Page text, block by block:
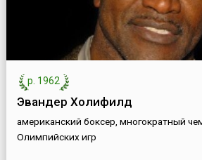
р. 1962
Эвандер Холифилд
американский боксер, многократный
Олимпийских игр